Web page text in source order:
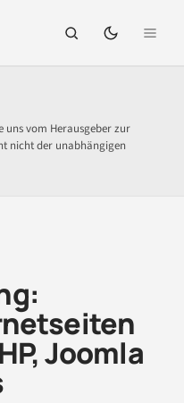
uns vom Herausgeber zur
nicht der unabhängigen
Joomla